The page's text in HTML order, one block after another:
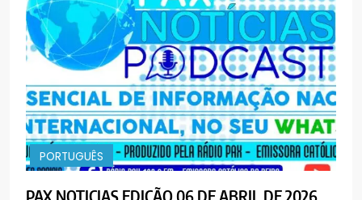
PORTUGUÊS
PAX NOTICIAS EDIÇÃO 06 DE ABRIL DE 2026